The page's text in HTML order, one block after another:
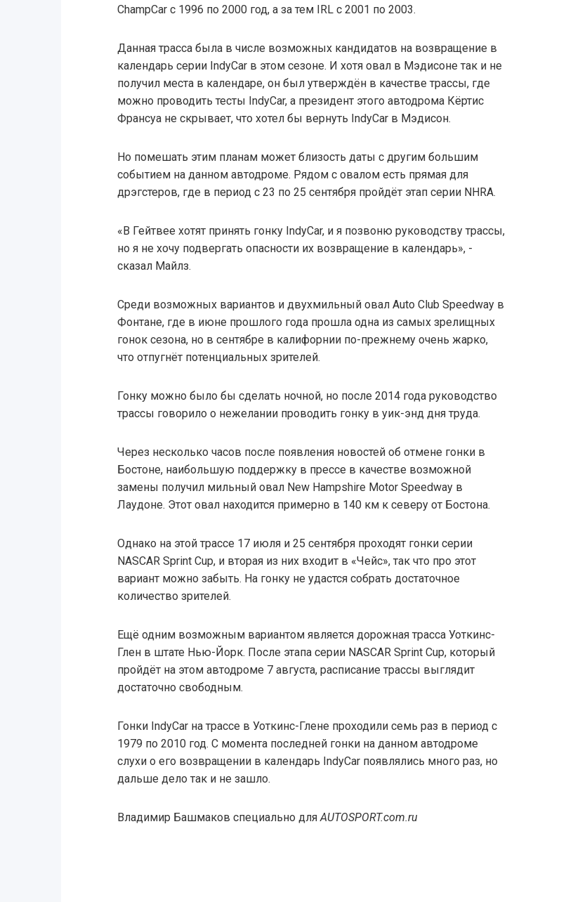
ChampCar с 1996 по 2000 год, а за тем IRL с 2001 по 2003.
Данная трасса была в числе возможных кандидатов на возвращение в
календарь серии IndyCar в этом сезоне. И хотя овал в Мэдисоне так и не
получил места в календаре, он был утверждён в качестве трассы, где
можно проводить тесты IndyCar, а президент этого автодрома Кёртис
Франсуа не скрывает, что хотел бы вернуть IndyCar в Мэдисон.
Но помешать этим планам может близость даты с другим большим
событием на данном автодроме. Рядом с овалом есть прямая для
дрэгстеров, где в период с 23 по 25 сентября пройдёт этап серии NHRA.
«В Гейтвее хотят принять гонку IndyCar, и я позвоню руководству трассы,
но я не хочу подвергать опасности их возвращение в календарь», -
сказал Майлз.
Среди возможных вариантов и двухмильный овал Auto Club Speedway в
Фонтане, где в июне прошлого года прошла одна из самых зрелищных
гонок сезона, но в сентябре в калифорнии по-прежнему очень жарко,
что отпугнёт потенциальных зрителей.
Гонку можно было бы сделать ночной, но после 2014 года руководство
трассы говорило о нежелании проводить гонку в уик-энд дня труда.
Через несколько часов после появления новостей об отмене гонки в
Бостоне, наибольшую поддержку в прессе в качестве возможной
замены получил мильный овал New Hampshire Motor Speedway в
Лаудоне. Этот овал находится примерно в 140 км к северу от Бостона.
Однако на этой трассе 17 июля и 25 сентября проходят гонки серии
NASCAR Sprint Cup, и вторая из них входит в «Чейс», так что про этот
вариант можно забыть. На гонку не удастся собрать достаточное
количество зрителей.
Ещё одним возможным вариантом является дорожная трасса Уоткинс-
Глен в штате Нью-Йорк. После этапа серии NASCAR Sprint Cup, который
пройдёт на этом автодроме 7 августа, расписание трассы выглядит
достаточно свободным.
Гонки IndyCar на трассе в Уоткинс-Глене проходили семь раз в период с
1979 по 2010 год. С момента последней гонки на данном автодроме
слухи о его возвращении в календарь IndyCar появлялись много раз, но
дальше дело так и не зашло.
Владимир Башмаков специально дляAUTOSPORT.com.ru